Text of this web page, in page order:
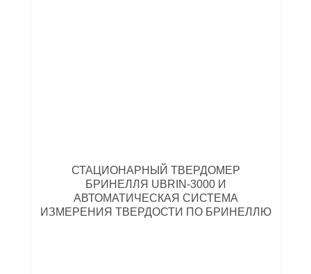
СТАЦИОНАРНЫЙ ТВЕРДОМЕР
БРИНЕЛЛЯ UBRIN-3000 И
АВТОМАТИЧЕСКАЯ СИСТЕМА
ИЗМЕРЕНИЯ ТВЕРДОСТИ ПО БРИНЕЛЛЮ